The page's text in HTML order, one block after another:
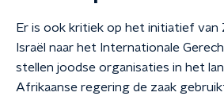
Er is ook kritiek op het initiatief van
Israël naar het Internationale
stellen joodse organisaties in het
Afrikaanse regering de zaak